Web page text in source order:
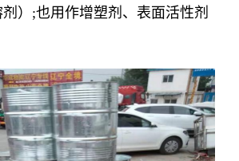
）;也用作增塑剂、表面活性剂